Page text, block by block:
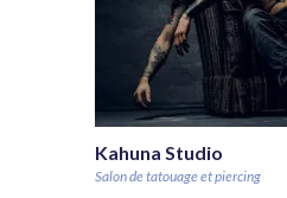
Kahuna Studio
Salon de tatouage et piercing